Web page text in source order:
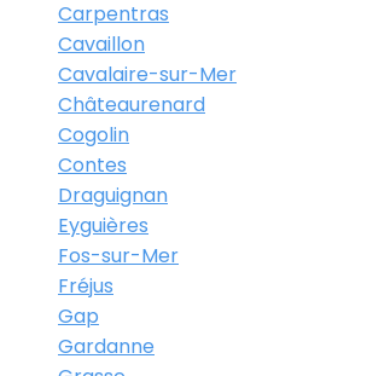
Carpentras
Cavaillon
Cavalaire-sur-Mer
Châteaurenard
Cogolin
Contes
Draguignan
Eyguières
Fos-sur-Mer
Fréjus
Gap
Gardanne